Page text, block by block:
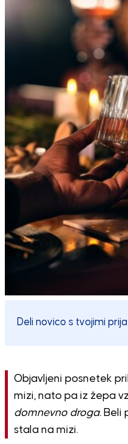
Deli novico s tvojimi
Objavljeni posnetek
mizi, nato pa iz žepa
domnevno droga.Beli
stala na mizi.